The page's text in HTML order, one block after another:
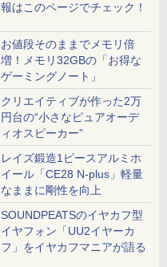
報はこのページでチェック！
お値段そのままでメモリ倍
増！メモリ32GBの「お得な
ゲーミングノート」
クリエイティブが作った2万
円台の“小さなピュアオーデ
ィオスピーカー”
レイズ鍛造1ピースアルミホ
イール「CE28 N-plus」軽量
なままに剛性を向上
SOUNDPEATSのイヤカフ型
イヤフォン「UU2イヤーカ
フ」をイヤカフマニアが語る